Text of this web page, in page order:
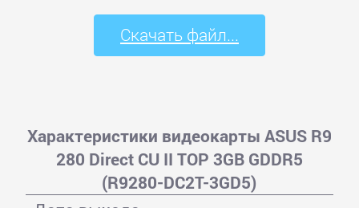
Скачать файл...
Характеристики видеокарты ASUS R9
280 Direct CU II TOP 3GB GDDR5
(R9280-DC2T-3GD5)